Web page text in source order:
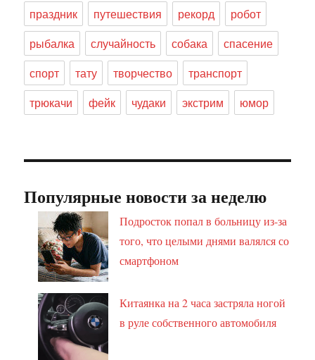
праздник
путешествия рекорд
робот
рыбалка
случайность собака
спасение
спорт
тату творчество
транспорт
трюкачи
фейк чудаки экстрим юмор
Популярные новости за неделю
Подросток попал в больницу из-за
того, что целыми днями валялся со
смартфоном
Китаянка на 2 часа застряла ногой
в руле собственного автомобиля